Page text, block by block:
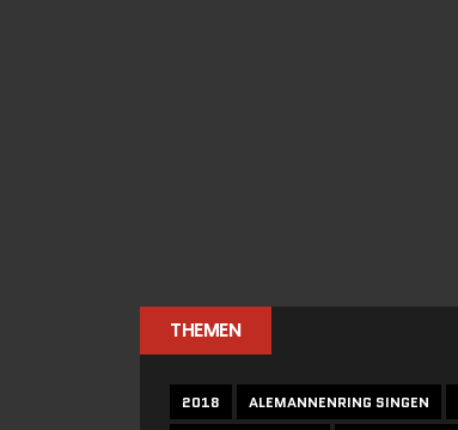
THEMEN
2018 ALEMANNENRING SINGEN